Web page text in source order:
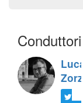
Conduttori
Luca
Zorzi